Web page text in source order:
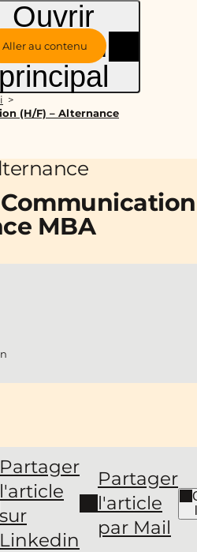
Aller au contenu
Ouvrir
le menu
principal
(H/F) – Alternance
MBA
Partager
l'article
sur
Linkedin
Partager
l'article
par Mail